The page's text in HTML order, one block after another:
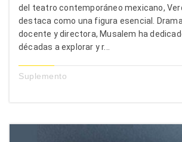
del teatro contemporáneo mexicano,
destaca como una figura esencial.
docente y directora, Musalem ha
décadas a explorar y r...
Suplemento